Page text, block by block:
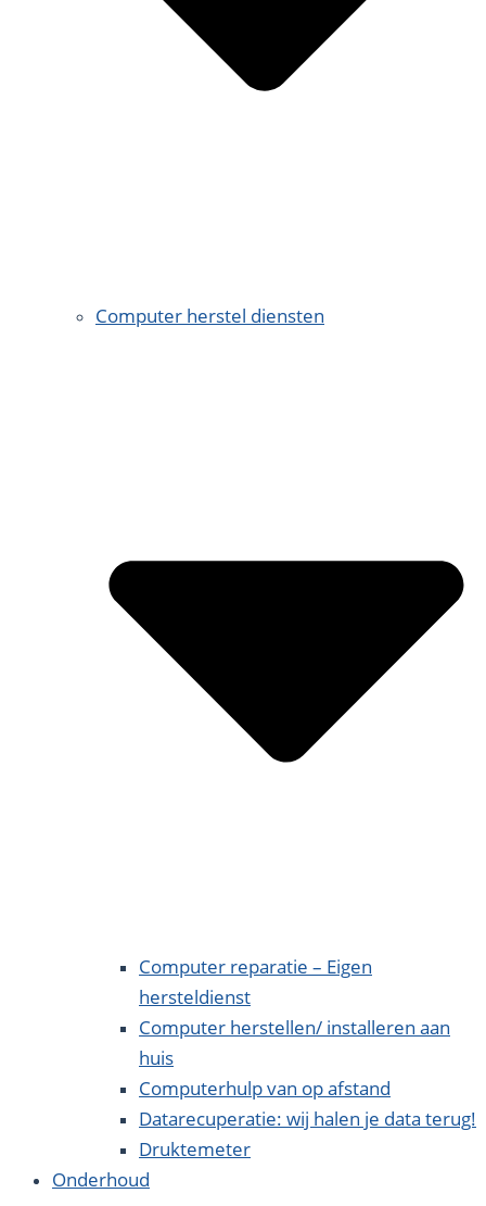
Computer herstel diensten
Computer reparatie – Eigen
hersteldienst
Computer herstellen/ installeren aan
huis
Computerhulp van op afstand
Datarecuperatie: wij halen je data terug!
Druktemeter
Onderhoud